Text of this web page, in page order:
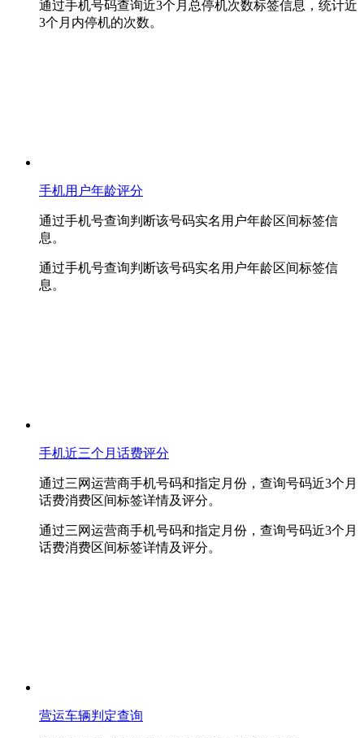
通过手机号码查询近3个月总停机次数标签信息，统计近
3个月内停机的次数。
手机用户年龄评分
通过手机号查询判断该号码实名用户年龄区间标签信
息。
通过手机号查询判断该号码实名用户年龄区间标签信
息。
手机近三个月话费评分
通过三网运营商手机号码和指定月份，查询号码近3个月
话费消费区间标签详情及评分。
通过三网运营商手机号码和指定月份，查询号码近3个月
话费消费区间标签详情及评分。
营运车辆判定查询